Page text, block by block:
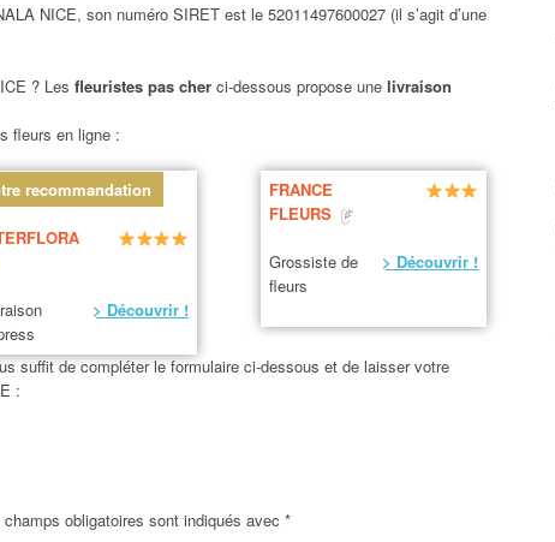
NICE, son numéro SIRET est le 52011497600027 (il s’agit d’une
? Les fleuristes pas cher ci-dessous propose une livraison
fleurs en ligne :
recommandation
> Découvrir !
FRANCE
FLEURS
Grossiste de
fleurs
> Découvrir !
suffit de compléter le formulaire ci-dessous et de laisser votre
:
champs obligatoires sont indiqués avec *